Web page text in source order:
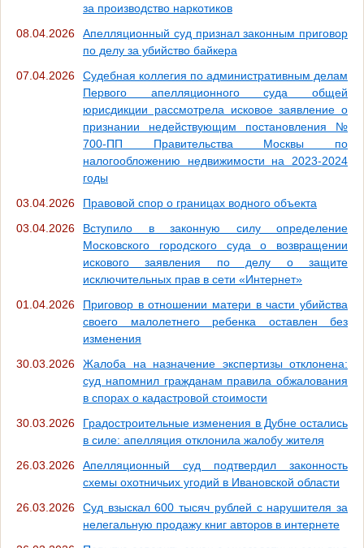
за производство наркотиков
08.04.2026
Апелляционный суд признал законным приговор
по делу за убийство байкера
07.04.2026
Судебная коллегия по административным делам
Первого апелляционного суда общей
юрисдикции рассмотрела исковое заявление о
признании недействующим постановления №
700-ПП Правительства Москвы по
налогообложению недвижимости на 2023-2024
годы
03.04.2026
Правовой спор о границах водного объекта
03.04.2026
Вступило в законную силу определение
Московского городского суда о возвращении
искового заявления по делу о защите
исключительных прав в сети «Интернет»
01.04.2026
Приговор в отношении матери в части убийства
своего малолетнего ребенка оставлен без
изменения
30.03.2026
Жалоба на назначение экспертизы отклонена:
суд напомнил гражданам правила обжалования
в спорах о кадастровой стоимости
30.03.2026
Градостроительные изменения в Дубне остались
в силе: апелляция отклонила жалобу жителя
26.03.2026
Апелляционный суд подтвердил законность
схемы охотничьих угодий в Ивановской области
26.03.2026
Суд взыскал 600 тысяч рублей с нарушителя за
нелегальную продажу книг авторов в интернете